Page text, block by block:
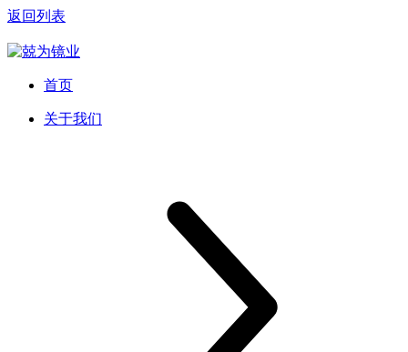
返回列表
首页
关于我们